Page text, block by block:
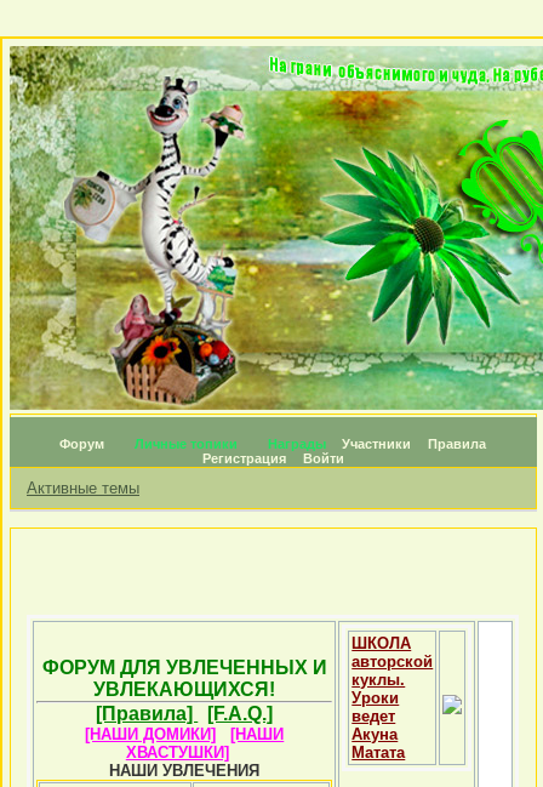
Форум Личные топики Награды Участники
Правила
Регистрация
Войти
Активные темы
ФОРУМ ДЛЯ УВЛЕЧЕННЫХ И
УВЛЕКАЮЩИХСЯ!
[Правила]
[F.A.Q.]
[НАШИ ДОМИКИ]
[НАШИ
ХВАСТУШКИ]
НАШИ УВЛЕЧЕНИЯ
ШКОЛА
авторской
куклы.
Уроки
ведет
Акуна
Матата